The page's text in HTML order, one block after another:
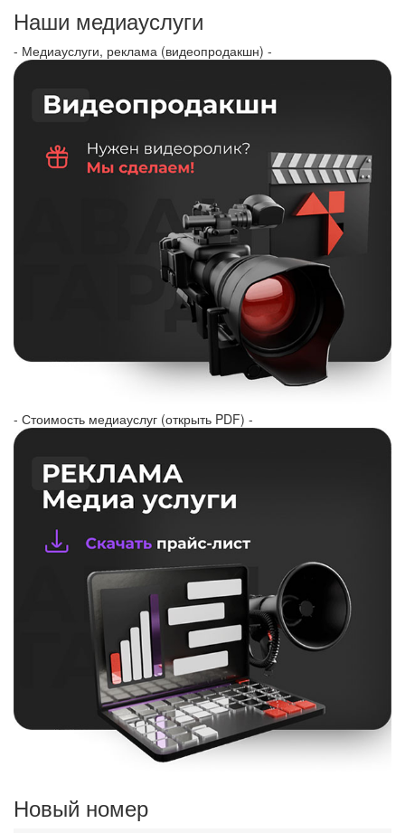
Наши медиауслуги
- Медиауслуги, реклама (видеопродакшн) -
- Стоимость медиауслуг (открыть PDF) -
Новый номер